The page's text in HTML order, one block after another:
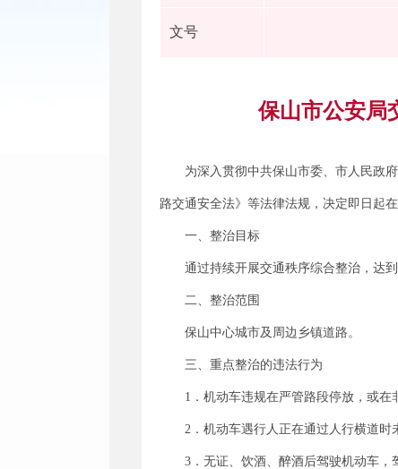
文号
保山市公安局
为深入贯彻中共保山市委、市人民政
路交通安全法》等法律法规，决定即日起
一、整治目标
通过持续开展交通秩序综合整治，达
二、整治范围
保山中心城市及周边乡镇道路。
三、重点整治的违法行为
1．机动车违规在严管路段停放，或
2．机动车遇行人正在通过人行横道时
3．无证、饮酒、醉酒后驾驶机动车，